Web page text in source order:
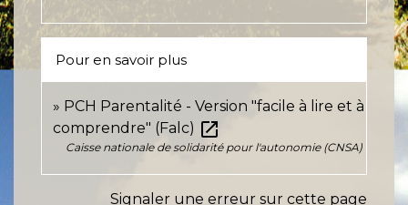
Pour en savoir plus
PCH Parentalité - Version "facile à lire et à
comprendre" (Falc) open_in_new
Caisse nationale de solidarité pour l'autonomie (CNSA)
Signaler une erreur sur cette page